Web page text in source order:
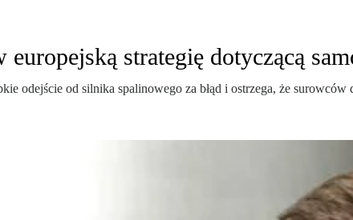
strategię dotyczącą
odejście od silnika spalinowego za błąd i ostrzega, że